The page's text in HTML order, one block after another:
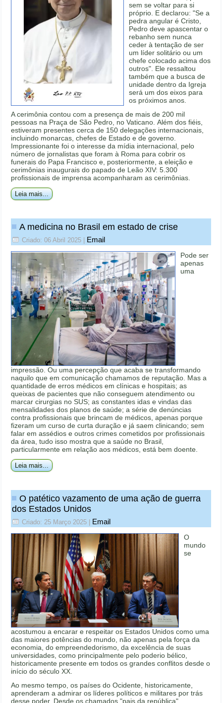
sem se voltar para si
próprio. E declarou: "Se a
pedra angular é Cristo,
Pedro deve apascentar o
rebanho sem nunca
ceder à tentação de ser
um líder solitário ou um
chefe colocado acima dos
outros". Ele ressaltou
também que a busca de
unidade dentro da Igreja
será um dos eixos para
os próximos anos.
A cerimônia contou com a presença de mais de 200 mil
pessoas na Praça de São Pedro, no Vaticano. Além dos fiéis,
estiveram presentes cerca de 150 delegações internacionais,
incluindo monarcas, chefes de Estado e de governo.
Impressionante foi o interesse da mídia internacional, pelo
número de jornalistas que foram à Roma para cobrir os
funerais do Papa Francisco e, posteriormente, a eleição e
cerimônias inaugurais do papado de Leão XIV: 5.300
profissionais de imprensa acompanharam as cerimônias.
Leia mais...
A medicina no Brasil em estado de crise
Criado: 06 Abril 2025 Email
Pode ser
apenas
uma
impressão. Ou uma percepção que acaba se transformando
naquilo que em comunicação chamamos de reputação. Mas a
quantidade de erros médicos em clínicas e hospitais; as
queixas de pacientes que não conseguem atendimento ou
marcar cirurgias no SUS; as constantes idas e vindas das
mensalidades dos planos de saúde; a série de denúncias
contra profissionais que brincam de médicos, apenas porque
fizeram um curso de curta duração e já saem clinicando; sem
falar em assédios e outros crimes cometidos por profissionais
da área, tudo isso mostra que a saúde no Brasil,
particularmente em relação aos médicos, está bem doente.
Leia mais...
O patético vazamento de uma ação de guerra
dos Estados Unidos
Criado: 25 Março 2025 Email
O
mundo
se
acostumou a encarar e respeitar os Estados Unidos como uma
das maiores potências do mundo, não apenas pela força da
economia, do empreendedorismo, da excelência de suas
universidades, como principalmente pelo poderio bélico,
historicamente presente em todos os grandes conflitos desde o
início do século XX.
Ao mesmo tempo, os países do Ocidente, historicamente,
aprenderam a admirar os líderes políticos e militares por trás
desse poder. Desde os chamados "pais da república"